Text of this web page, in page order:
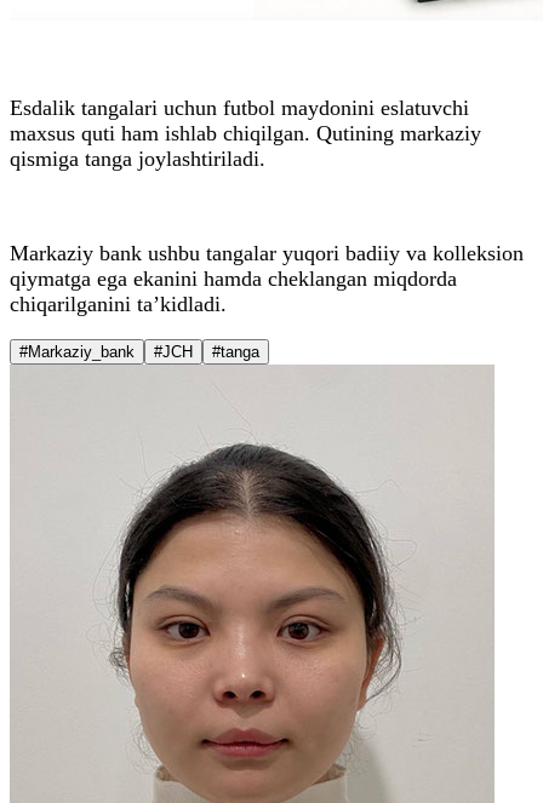
Esdalik tangalari uchun futbol maydonini eslatuvchi
maxsus quti ham ishlab chiqilgan. Qutining markaziy
qismiga tanga joylashtiriladi.
Markaziy bank ushbu tangalar yuqori badiiy va kolleksion
qiymatga ega ekanini hamda cheklangan miqdorda
chiqarilganini ta’kidladi.
#Markaziy_bank #JCH #tanga